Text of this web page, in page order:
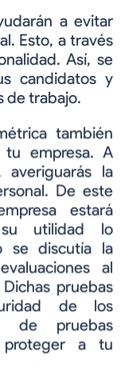
a evitar
Esto, a través
Así, se
candidatos y
de trabajo.
también
empresa. A
averiguarás la
De este
estará
utilidad lo
se discutía la
al
pruebas
de los
de pruebas
proteger a tu